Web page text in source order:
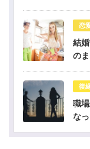
恋
結
の
復
職
な